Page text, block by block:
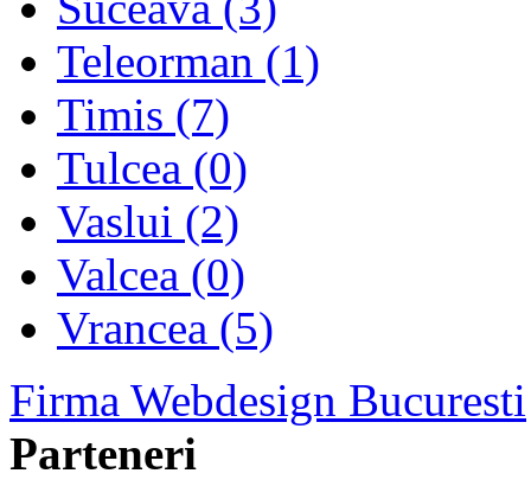
Teleorman (1)
Timis (7)
Tulcea (0)
Vaslui (2)
Valcea (0)
Vrancea (5)
Firma Webdesign Bucuresti
Parteneri